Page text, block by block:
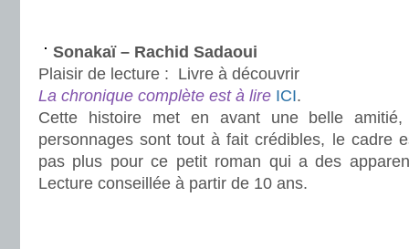
Sonakaï – Rachid Sadaoui
Plaisir de lecture : Livre à découvrir
La chronique complète est à lire ICI.
Cette histoire met en avant une belle amitié,
personnages sont tout à fait crédibles, le cadre
pas plus pour ce petit roman qui a des
Lecture conseillée à partir de 10 ans.